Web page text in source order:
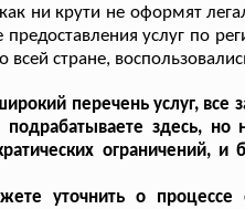
ни крути не оформят
услуг по
стране,
перечень услуг,
здесь,
ограничений,
уточнить о процессе